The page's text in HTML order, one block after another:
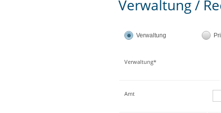
Verwaltung /
Verwaltung
Verwaltung*
Amt